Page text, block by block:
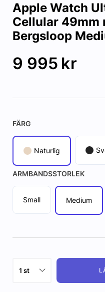
Apple Watch
Cellular 49mm
Bergsloop
9 995 kr
FÄRG
Naturlig
ARMBANDSSTORLEK
Small Medium